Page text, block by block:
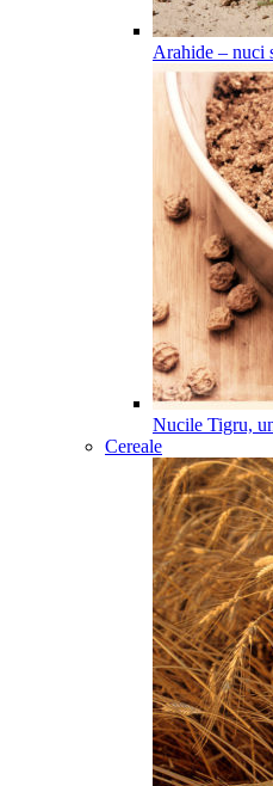
Arahide – nuci
Nucile Tigru,
Cereale